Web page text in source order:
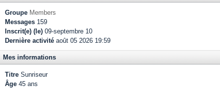
Groupe Members
Messages 159
Inscrit(e) (le) 09-septembre 10
Dernière activité août 05 2026 19:59
Mes informations
Titre Sunriseur
Âge 45 ans